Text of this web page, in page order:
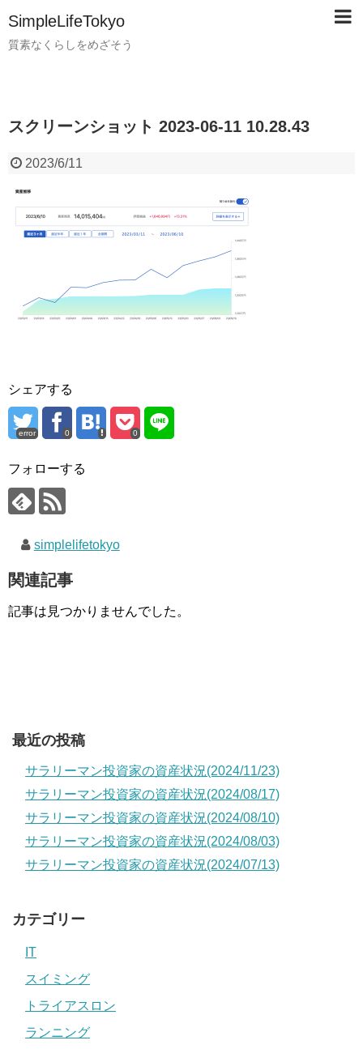
SimpleLifeTokyo
質素なくらしをめざそう
スクリーンショット 2023-06-11 10.28.43
2023/6/11
シェアする
error 0 0
フォローする
simplelifetokyo
関連記事
記事は見つかりませんでした。
最近の投稿
サラリーマン投資家の資産状況(2024/11/23)
サラリーマン投資家の資産状況(2024/08/17)
サラリーマン投資家の資産状況(2024/08/10)
サラリーマン投資家の資産状況(2024/08/03)
サラリーマン投資家の資産状況(2024/07/13)
カテゴリー
IT
スイミング
トライアスロン
ランニング